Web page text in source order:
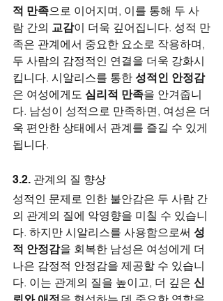
적 만족으로 이어지며, 이를 통해 두 사
람 간의 교감이 더욱 깊어집니다. 성적 만
족은 관계에서 중요한 요소로 작용하며,
두 사람의 감정적인 연결을 더욱 강화시
킵니다. 시알리스를 통한 성적인 안정감
은 여성에게도 심리적 만족을 안겨줍니
다. 남성이 성적으로 만족하면, 여성은 더
욱 편안한 상태에서 관계를 즐길 수 있게
됩니다.
3.2. 관계의 질 향상
성적인 문제로 인한 불안감은 두 사람 간
의 관계의 질에 악영향을 미칠 수 있습니
다. 하지만 시알리스를 사용함으로써 성
적 안정감을 회복한 남성은 여성에게 더
나은 감정적 안정감을 제공할 수 있습니
다. 이는 관계의 질을 높이고, 더 깊은 신